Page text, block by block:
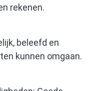
rekenen.
beleefd en
kunnen omgaan.